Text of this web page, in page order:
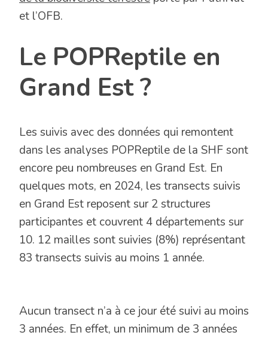
et l’OFB.
Le POPReptile en
Grand Est ?
Les suivis avec des données qui remontent
dans les analyses POPReptile de la SHF sont
encore peu nombreuses en Grand Est. En
quelques mots, en 2024, les transects suivis
en Grand Est reposent sur 2 structures
participantes et couvrent 4 départements sur
10. 12 mailles sont suivies (8%) représentant
83 transects suivis au moins 1 année.
Aucun transect n’a à ce jour été suivi au moins
3 années. En effet, un minimum de 3 années